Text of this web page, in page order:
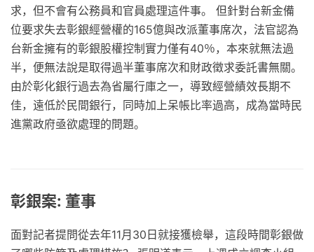
求，但不會有公務員和官員處理這件事。 但針對台新金備
位要求失去彰銀經營權的165億與改派董事席次，法官認為
台新金擁有的彰銀股權控制實力僅有40％，本來就無法過
半，便無法說是取得過半董事席次和財政徵求委託書無關。
由於彰化銀行過去為省屬行庫之一，導致經營績效長期不
佳，遠低於民間銀行，同時加上呆帳比率過高，成為當時民
進黨政府亟欲處理的問題。
彰銀案: 董事
面對記者提問從去年11月30日就接獲檢舉，這段時間彰銀做